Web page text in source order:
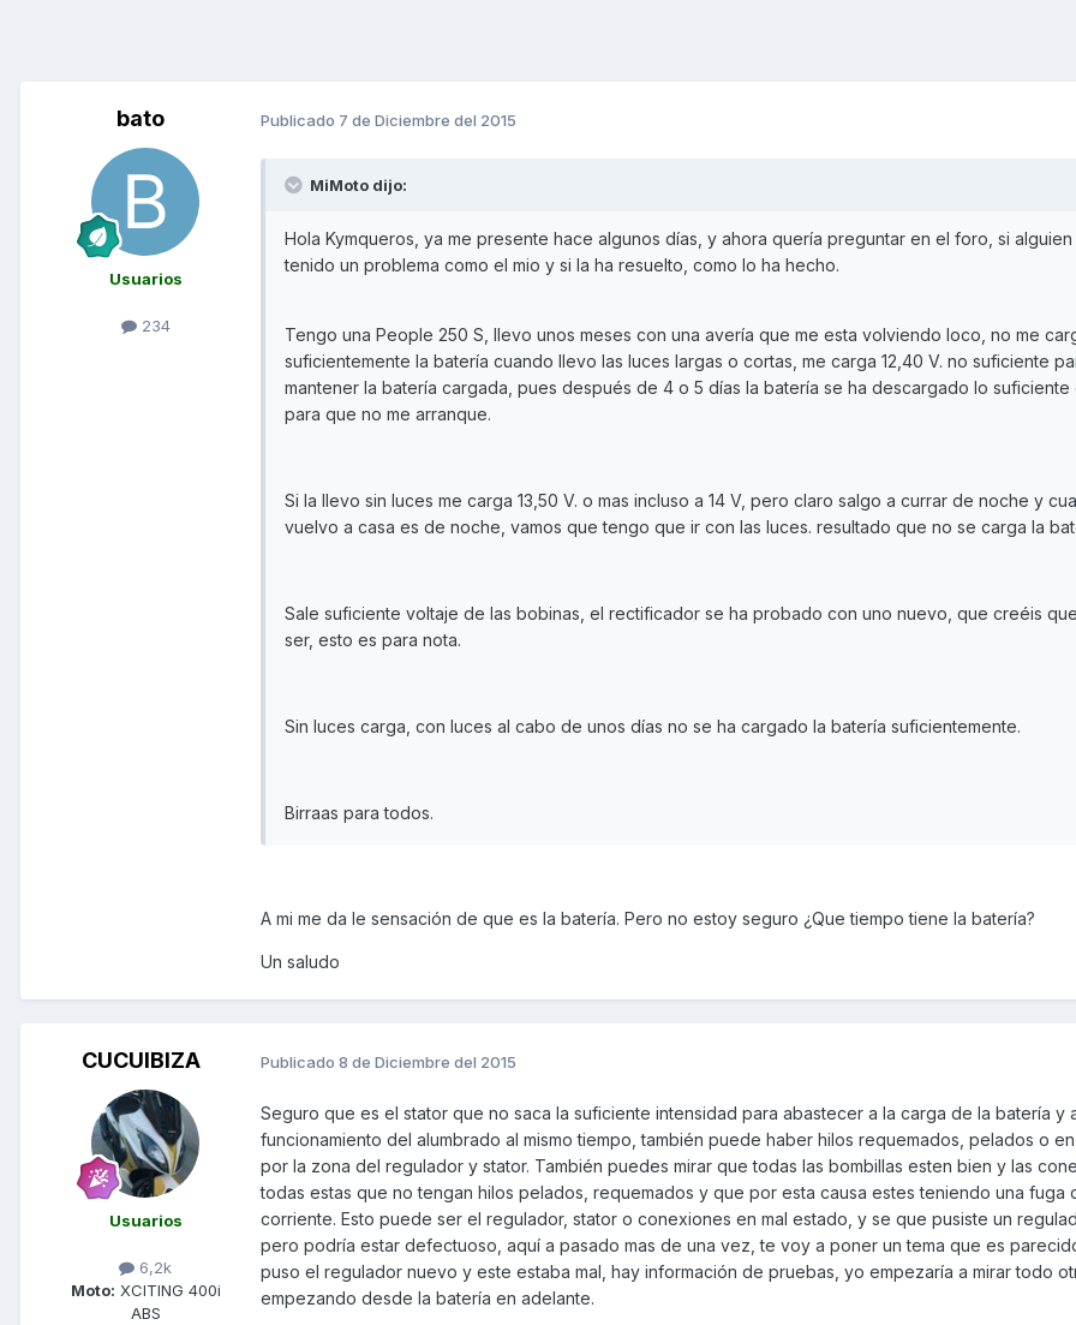
bato
Usuarios
234
Publicado 7 de Diciembre del 2015
MiMoto dijo:
Hola Kymqueros, ya me presente hace algunos días, y ahora quería preguntar en el foro, si alguien
tenido un problema como el mio y si la ha resuelto, como lo ha hecho.
Tengo una People 250 S, llevo unos meses con una avería que me esta volviendo loco, no me
suficientemente la batería cuando llevo las luces largas o cortas, me carga 12,40 V. no suficiente
mantener la batería cargada, pues después de 4 o 5 días la batería se ha descargado lo suficiente
para que no me arranque.
Si la llevo sin luces me carga 13,50 V. o mas incluso a 14 V, pero claro salgo a currar de noche y
vuelvo a casa es de noche, vamos que tengo que ir con las luces. resultado que no se carga la
Sale suficiente voltaje de las bobinas, el rectificador se ha probado con uno nuevo, que creéis
ser, esto es para nota.
Sin luces carga, con luces al cabo de unos días no se ha cargado la batería suficientemente.
Birraas para todos.
A mi me da le sensación de que es la batería. Pero no estoy seguro ¿Que tiempo tiene la batería?
Un saludo
CUCUIBIZA
Usuarios
6,2k
Moto: XCITING 400i
ABS
Publicado 8 de Diciembre del 2015
Seguro que es el stator que no saca la suficiente intensidad para abastecer a la carga de la batería y
funcionamiento del alumbrado al mismo tiempo, también puede haber hilos requemados, pelados o
por la zona del regulador y stator. También puedes mirar que todas las bombillas esten bien y las
todas estas que no tengan hilos pelados, requemados y que por esta causa estes teniendo una fuga
corriente. Esto puede ser el regulador, stator o conexiones en mal estado, y se que pusiste un
pero podría estar defectuoso, aquí a pasado mas de una vez, te voy a poner un tema que es
puso el regulador nuevo y este estaba mal, hay información de pruebas, yo empezaría a mirar todo
empezando desde la batería en adelante.